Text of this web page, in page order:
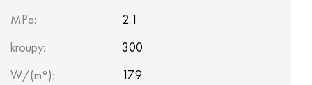
MPa:
2.1
kroupy:
300
W/(m°):
17.9